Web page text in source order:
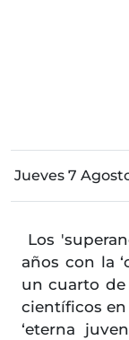
Jueves 7
Los
años con la
un cuarto
científicos
‘eterna